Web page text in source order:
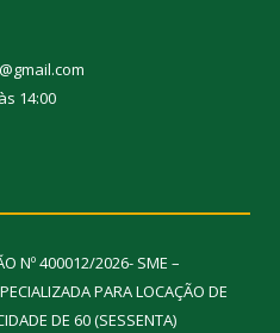
14:00
Nº 400012/2026- SME –
PARA LOCAÇÃO DE
DE 60 (SESSENTA)